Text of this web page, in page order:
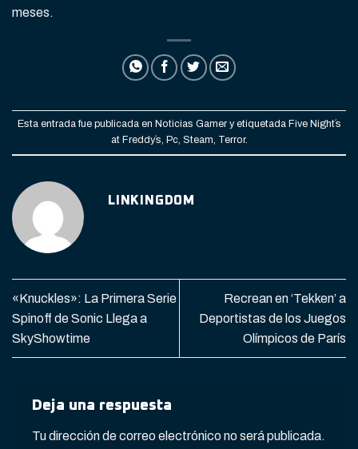
meses.
Esta entrada fue publicada en Noticias Gamery etiquetada Five Night´s
at Freddy´s, Pc, Steam, Terror.
LINKINGDOM
«Knuckles»: La Primera Serie
Spinoff de Sonic Llega a
SkyShowtime
Recrean en ‘Tekken’ a
Deportistas de los Juegos
Olímpicos de París
Deja una respuesta
Tu dirección de correo electrónico no será publicada.